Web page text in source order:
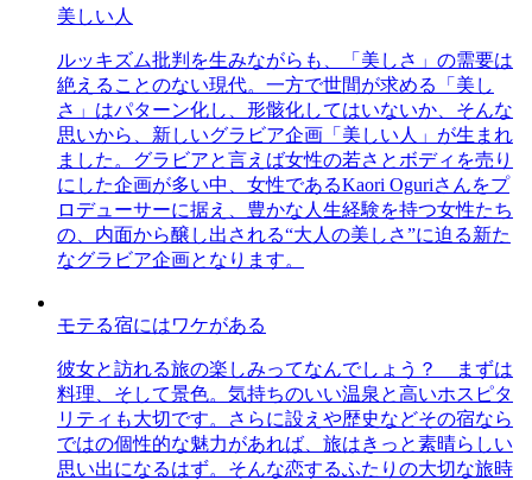
美しい人
ルッキズム批判を生みながらも、「美しさ」の需要は
絶えることのない現代。一方で世間が求める「美し
さ」はパターン化し、形骸化してはいないか、そんな
思いから、新しいグラビア企画「美しい人」が生まれ
ました。グラビアと言えば女性の若さとボディを売り
にした企画が多い中、女性であるKaori Oguriさんをプ
ロデューサーに据え、豊かな人生経験を持つ女性たち
の、内面から醸し出される“大人の美しさ”に迫る新た
なグラビア企画となります。
モテる宿にはワケがある
彼女と訪れる旅の楽しみってなんでしょう？ まずは
料理、そして景色。気持ちのいい温泉と高いホスピタ
リティも大切です。さらに設えや歴史などその宿なら
ではの個性的な魅力があれば、旅はきっと素晴らしい
思い出になるはず。そんな恋するふたりの大切な旅時